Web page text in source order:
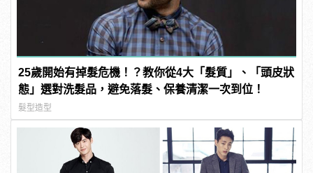
25歲開始有掉髮危機！？教你從4大「髮質」、「頭皮狀
態」選對洗髮品，避免落髮、保養清潔一次到位！
髮型造型